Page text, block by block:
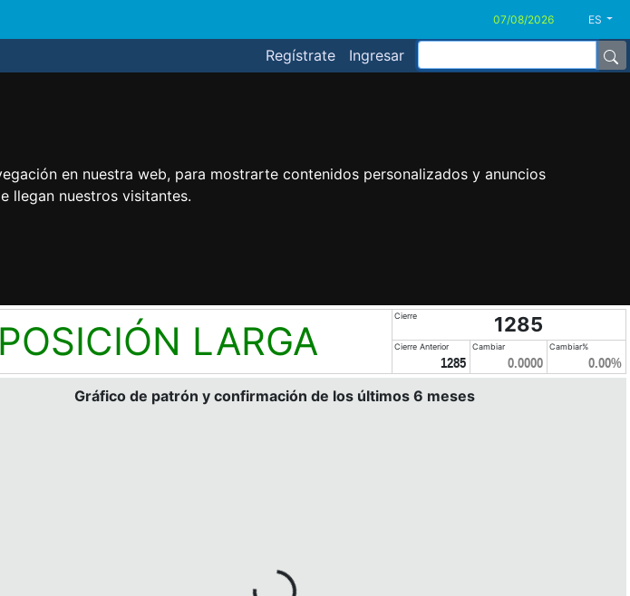
en nuestra web, para mostrarte contenidos personalizados y anuncios
llegan nuestros visitantes.
ES
Regístrate Ingresar
POSICIÓN LARGA
Cierre 1285
Cierre Anterior
1285
Cambiar
0.0000
Cambiar%
0.00%
Gráfico de patrón y confirmación de los últimos 6 meses